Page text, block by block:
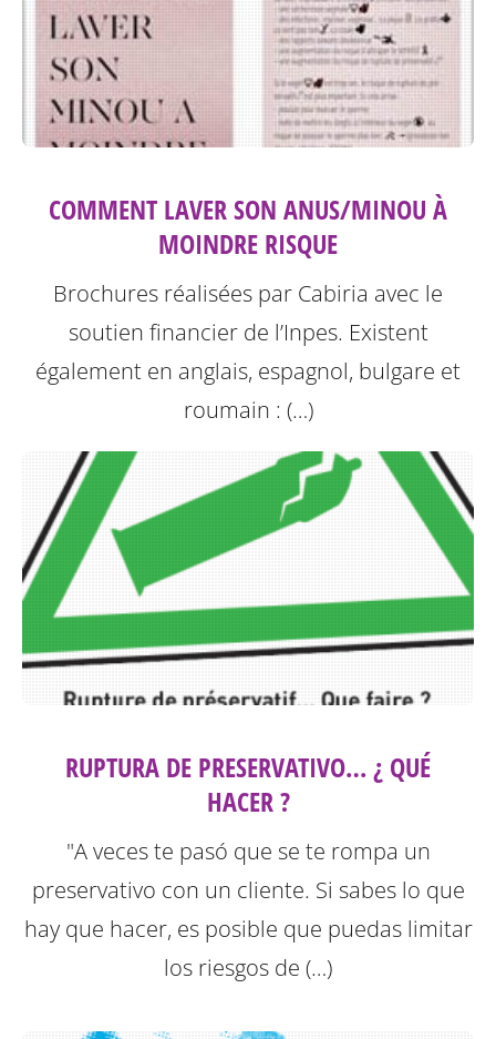
COMMENT LAVER SON ANUS/MINOU À
MOINDRE RISQUE
Brochures réalisées par Cabiria avec le
soutien financier de l’Inpes. Existent
également en anglais, espagnol, bulgare et
roumain : (…)
RUPTURA DE PRESERVATIVO… ¿ QUÉ
HACER ?
"A veces te pasó que se te rompa un
preservativo con un cliente. Si sabes lo que
hay que hacer, es posible que puedas limitar
los riesgos de (…)